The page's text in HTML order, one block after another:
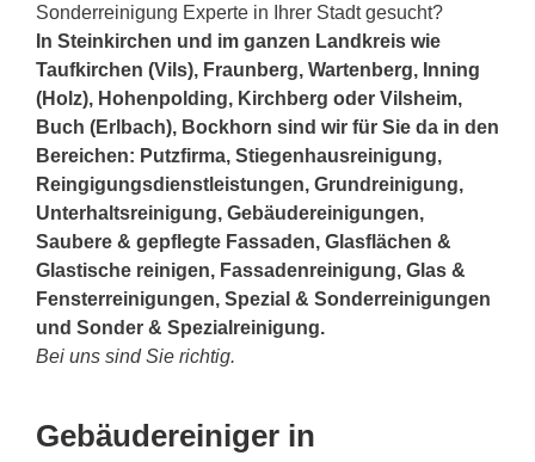
Sonderreinigung Experte in Ihrer Stadt gesucht?
In Steinkirchen und im ganzen Landkreis wie
Taufkirchen (Vils), Fraunberg, Wartenberg, Inning
(Holz), Hohenpolding, Kirchberg oder Vilsheim,
Buch (Erlbach), Bockhorn sind wir für Sie da in den
Bereichen: Putzfirma, Stiegenhausreinigung,
Reingigungsdienstleistungen, Grundreinigung,
Unterhaltsreinigung, Gebäudereinigungen,
Saubere & gepflegte Fassaden, Glasflächen &
Glastische reinigen, Fassadenreinigung, Glas &
Fensterreinigungen, Spezial & Sonderreinigungen
und Sonder & Spezialreinigung.
Bei uns sind Sie richtig.
Gebäudereiniger in